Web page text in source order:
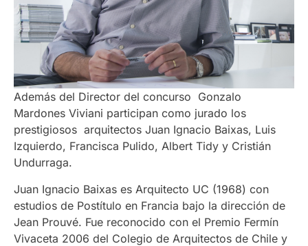
Además del Director del concurso Gonzalo
Mardones Viviani participan como jurado los
prestigiosos arquitectos Juan Ignacio Baixas, Luis
Izquierdo, Francisca Pulido, Albert Tidy y Cristián
Undurraga.
Juan Ignacio Baixas es Arquitecto UC (1968) con
estudios de Postítulo en Francia bajo la dirección de
Jean Prouvé. Fue reconocido con el Premio Fermín
Vivaceta 2006 del Colegio de Arquitectos de Chile y